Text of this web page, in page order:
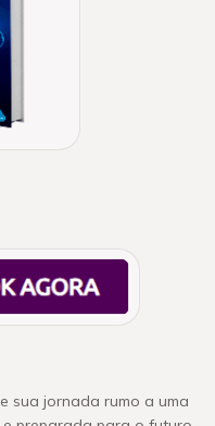
sua jornada rumo a uma